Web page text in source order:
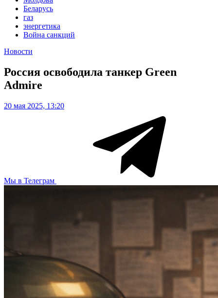
Беларусь
газ
энергетика
Война санкций
Новости
Россия освободила танкер Green
Admire
20 мая 2025, 13:20
Мы в Телеграм